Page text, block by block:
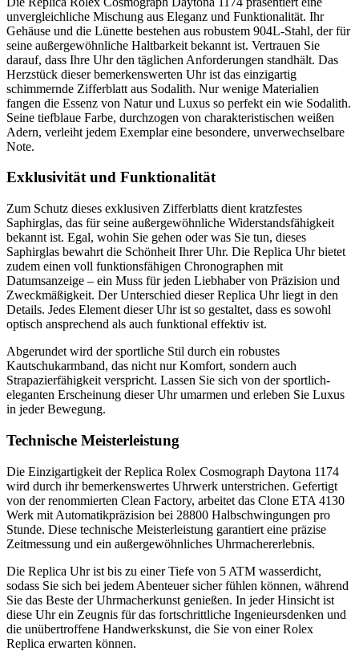
unvergleichliche Mischung aus Eleganz und Funktionalität. Ihr
Gehäuse und die Lünette bestehen aus robustem 904L-Stahl, der für
seine außergewöhnliche Haltbarkeit bekannt ist. Vertrauen Sie
darauf, dass Ihre Uhr den täglichen Anforderungen standhält. Das
Herzstück dieser bemerkenswerten Uhr ist das einzigartig
schimmernde Zifferblatt aus Sodalith. Nur wenige Materialien
fangen die Essenz von Natur und Luxus so perfekt ein wie Sodalith.
Seine tiefblaue Farbe, durchzogen von charakteristischen weißen
Adern, verleiht jedem Exemplar eine besondere, unverwechselbare
Note.
Exklusivität und Funktionalität
Zum Schutz dieses exklusiven Zifferblatts dient kratzfestes
Saphirglas, das für seine außergewöhnliche Widerstandsfähigkeit
bekannt ist. Egal, wohin Sie gehen oder was Sie tun, dieses
Saphirglas bewahrt die Schönheit Ihrer Uhr. Die Replica Uhr bietet
zudem einen voll funktionsfähigen Chronographen mit
Datumsanzeige – ein Muss für jeden Liebhaber von Präzision und
Zweckmäßigkeit. Der Unterschied dieser Replica Uhr liegt in den
Details. Jedes Element dieser Uhr ist so gestaltet, dass es sowohl
optisch ansprechend als auch funktional effektiv ist.
Abgerundet wird der sportliche Stil durch ein robustes
Kautschukarmband, das nicht nur Komfort, sondern auch
Strapazierfähigkeit verspricht. Lassen Sie sich von der sportlich-
eleganten Erscheinung dieser Uhr umarmen und erleben Sie Luxus
in jeder Bewegung.
Technische Meisterleistung
Die Einzigartigkeit der Replica Rolex Cosmograph Daytona 1174
wird durch ihr bemerkenswertes Uhrwerk unterstrichen. Gefertigt
von der renommierten Clean Factory, arbeitet das Clone ETA 4130
Werk mit Automatikpräzision bei 28800 Halbschwingungen pro
Stunde. Diese technische Meisterleistung garantiert eine präzise
Zeitmessung und ein außergewöhnliches Uhrmachererlebnis.
Die Replica Uhr ist bis zu einer Tiefe von 5 ATM wasserdicht,
sodass Sie sich bei jedem Abenteuer sicher fühlen können, während
Sie das Beste der Uhrmacherkunst genießen. In jeder Hinsicht ist
diese Uhr ein Zeugnis für das fortschrittliche Ingenieursdenken und
die unübertroffene Handwerkskunst, die Sie von einer Rolex
Replica erwarten können.